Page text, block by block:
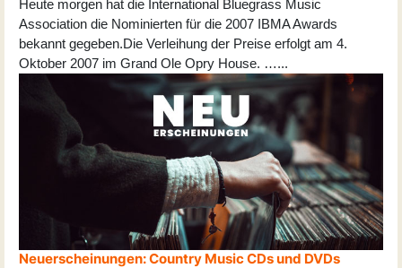
Heute morgen hat die International Bluegrass Music
Association die Nominierten für die 2007 IBMA Awards
bekannt gegeben.Die Verleihung der Preise erfolgt am 4.
Oktober 2007 im Grand Ole Opry House. …...
Neuerscheinungen: Country Music CDs und DVDs